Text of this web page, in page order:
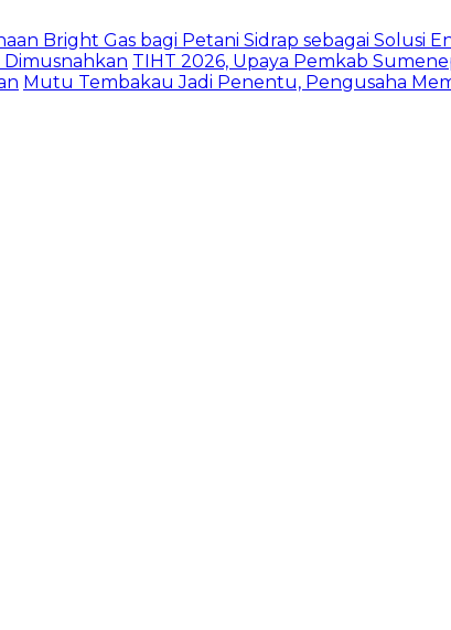
Bright Gas bagi Petani Sidrap sebagai Solusi
TIHT 2026, Upaya Pemkab
Mutu Tembakau Jadi Penentu, Pengusaha